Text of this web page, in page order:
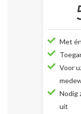
Met
Voor
Nodig
uit